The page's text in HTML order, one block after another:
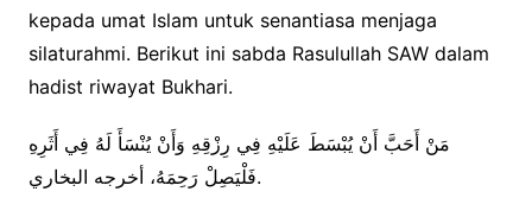
kepada umat Islam untuk senantiasa menjaga
silaturahmi. Berikut ini sabda Rasulullah SAW dalam
hadist riwayat Bukhari.
مَنْ أَحَبَّ أَنْ يُبْسَطَ عَلَيْهِ فِي رِزْقِهِ وَأَنْ يُنْسَأَ لَهُ فِي أَثَرِهِ
فَلْيَصِلْ رَحِمَهُ، أخرجه البخاري.